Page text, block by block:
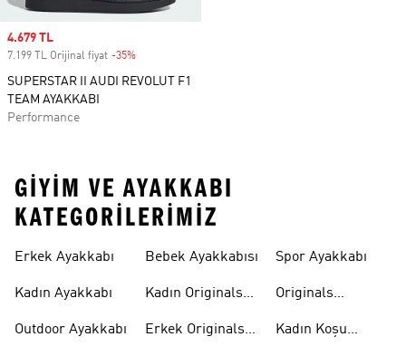
Sale price
4.679 TL
7.199 TL Orijinal fiyat -35%
SUPERSTAR II AUDI REVOLUT F1
TEAM AYAKKABI
Performance
GIYIM VE AYAKKABI
KATEGORILERIMIZ
Erkek Ayakkabı
Kadın Ayakkabı
Outdoor Ayakkabı
Bebek Ayakkabısı
Kadın Originals
Erkek Originals
Spor Ayakkabı
Originals
Kadın Koşu